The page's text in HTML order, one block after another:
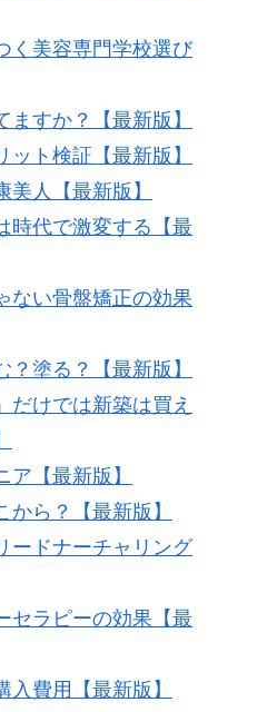
く美容専門学校選び
すか？【最新版】
ト検証【最新版】
人【最新版】
時代で激変する【最
ない骨盤矯正の効果
塗る？【最新版】
だけでは新築は買え
ア【最新版】
ら？【最新版】
ードナーチャリング
セラピーの効果【最
費用【最新版】